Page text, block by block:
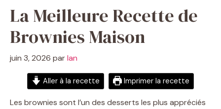
La Meilleure Recette de
Brownies Maison
juin 3, 2026 parIan
Aller à la recette Imprimer la recette
Les brownies sont l’un des desserts les plus appréciés